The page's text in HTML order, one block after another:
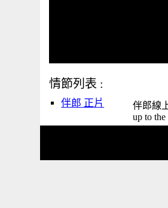
情節列表 :
伴郎 正片
伴郎線
up to the